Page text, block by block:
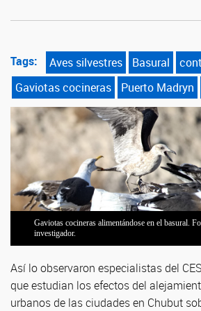
Tags: Aves silvestres Basural
Gaviotas cocineras
Puerto Madryn
Gaviotas cocineras alimentándose en el basural.
investigador.
Así lo observaron especialistas del
que estudian los efectos del
urbanos de las ciudades en Chubut